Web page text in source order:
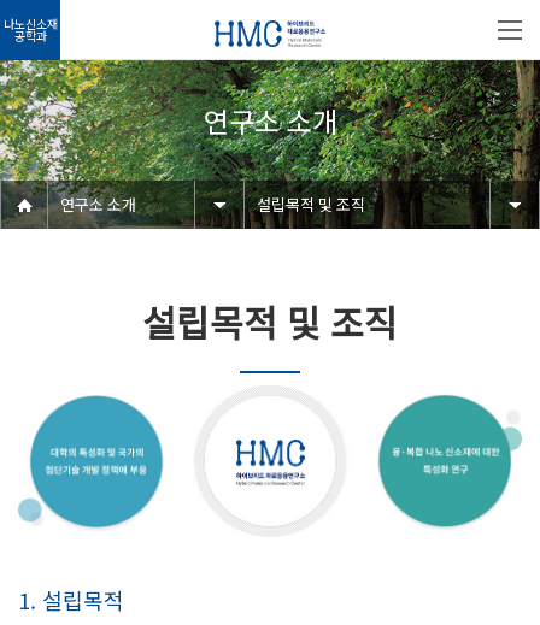
나노신소재
공학과
연구소 소개
연구소 소개 설립목적 및 조직
설립목적 및 조직
1. 설립목적